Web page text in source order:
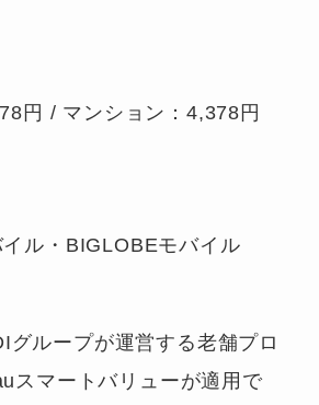
円 / マンション：4,378円
ル・BIGLOBEモバイル
グループが運営する老舗プロ
スマートバリューが適用で